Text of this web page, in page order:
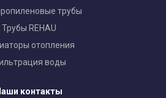
трубы
Трубы REHAU
отопления
воды
контакты